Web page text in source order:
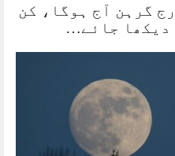
گرہن آج ہوگا، کن
دیکھا جائے…